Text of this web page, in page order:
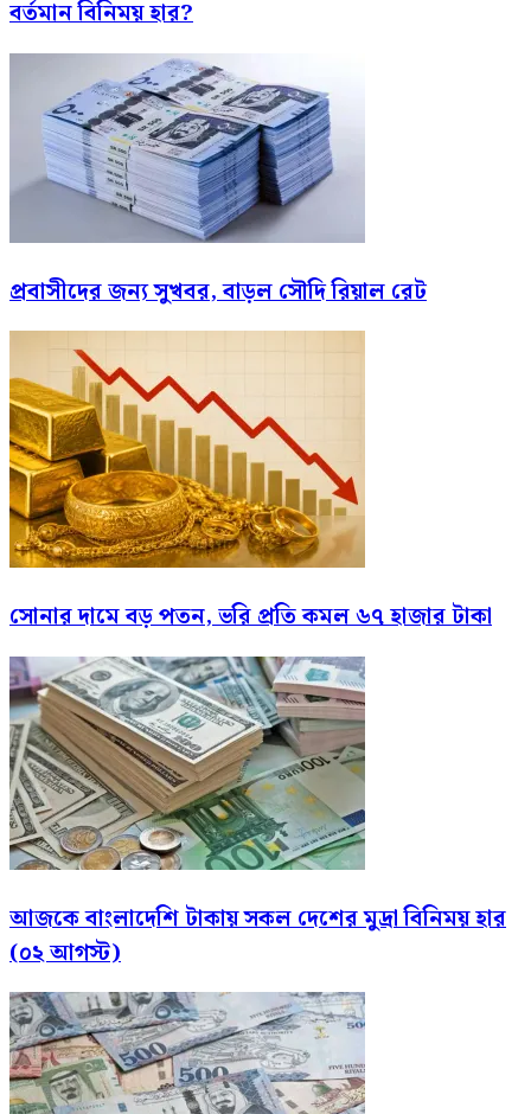
বর্তমান বিনিময় হার?
প্রবাসীদের জন্য সুখবর, বাড়ল সৌদি রিয়াল রেট
সোনার দামে বড় পতন, ভরি প্রতি কমল ৬৭ হাজার টাকা
আজকে বাংলাদেশি টাকায় সকল দেশের মুদ্রা বিনিময় হার
(০২ আগস্ট)